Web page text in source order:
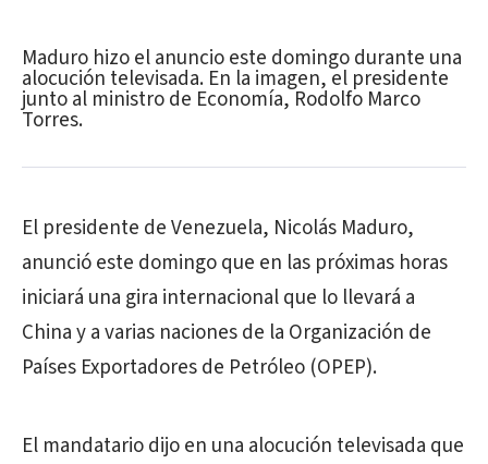
Maduro hizo el anuncio este domingo durante una
alocución televisada. En la imagen, el presidente
junto al ministro de Economía, Rodolfo Marco
Torres.
El presidente de Venezuela, Nicolás Maduro,
anunció este domingo que en las próximas horas
iniciará una gira internacional que lo llevará a
China y a varias naciones de la Organización de
Países Exportadores de Petróleo (OPEP).
El mandatario dijo en una alocución televisada que